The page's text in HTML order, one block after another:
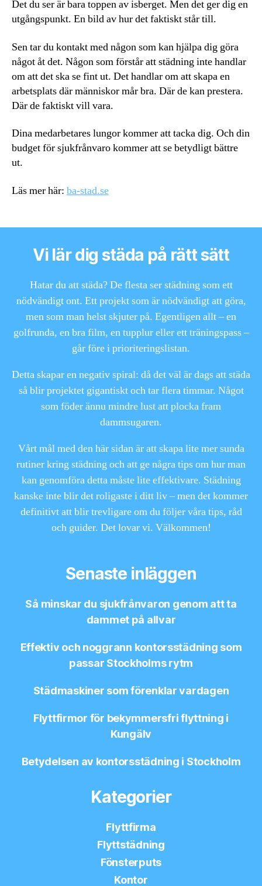
Det du ser är bara toppen av isberget. Men det ger dig en
utgångspunkt. En bild av hur det faktiskt står till.
Sen tar du kontakt med någon som kan hjälpa dig göra
något åt det. Någon som förstår att städning inte handlar
om att det ska se fint ut. Det handlar om att skapa en
arbetsplats där människor mår bra. Där de kan prestera.
Där de faktiskt vill vara.
Dina medarbetares lungor kommer att tacka dig. Och din
budget för sjukfrånvaro kommer att se betydligt bättre
ut.
Läs mer här: ba-stad.se
Vi lär dig städa på rätt sätt
Hatar du att städa? De flesta ser städning som ett
nödvändigt ont. Ett projekt som är nödvändigt att göra,
men som man helst skjuter på. Egentligen allt – en
golfrunda, en bra film, en tupplur eller ett träningspass –
går före i prioriteringslistan.
Detta skapar en negativ spiral: då det väl är dags att städa
så blir projektet gigantiskt och tar flera timmar. Något
som föder ännu mindre lust att plocka fram
dammsugaren.
Vårt mål med den här sidan är att skapa lite mer sunda
rutiner kring städning och att ge några tips om hur man
kan genomföra detta måste lite effektivare. Städning
kanske inte blir det roligaste i ditt liv – men det kommer
definitivt att blir trevligare om du följer våra tips, råd
och guider. Det lovar vi. Välkommen!
Senaste inläggen
Så minskar du sjukfrånvaron genom att ta
dammet på allvar
Effektiv och noggrann kontorsstädning som
passar Stockholms rytm
Städmaskiner som förenklar vardagen
Flyttfirmor för bekymmersfri flyttning i
Kungälv
Betydelsen av kontorsstädning i Stockholm
Kategorier
Flyttfirma
Flyttstädning
Fönsterputs
Kontor